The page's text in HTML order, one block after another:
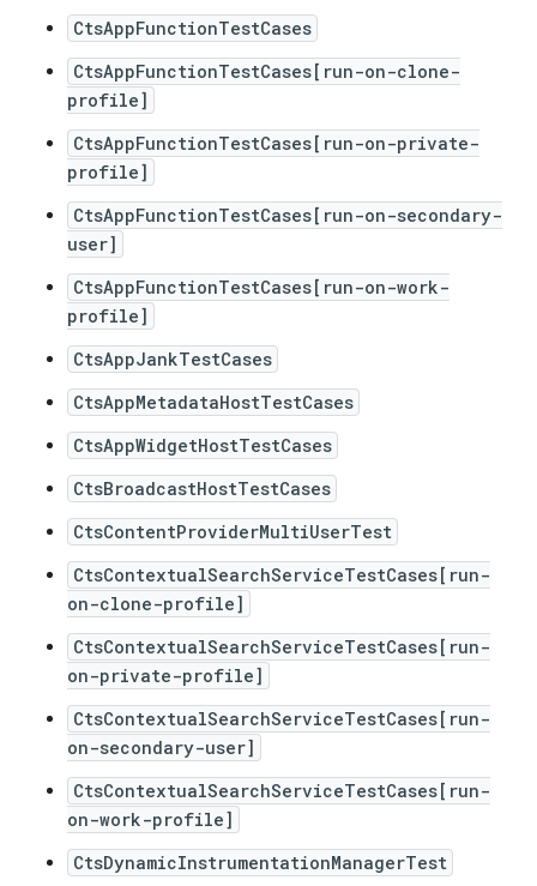
CtsAppFunctionTestCases
CtsAppFunctionTestCases[run-on-clone-
profile]
CtsAppFunctionTestCases[run-on-private-
profile]
CtsAppFunctionTestCases[run-on-secondary-
user]
CtsAppFunctionTestCases[run-on-work-
profile]
CtsAppJankTestCases
CtsAppMetadataHostTestCases
CtsAppWidgetHostTestCases
CtsBroadcastHostTestCases
CtsContentProviderMultiUserTest
CtsContextualSearchServiceTestCases[run-
on-clone-profile]
CtsContextualSearchServiceTestCases[run-
on-private-profile]
CtsContextualSearchServiceTestCases[run-
on-secondary-user]
CtsContextualSearchServiceTestCases[run-
on-work-profile]
CtsDynamicInstrumentationManagerTest